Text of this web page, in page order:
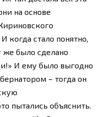
на основе
когда стало понятно,
же было сделано
И ему было выгодно
– тогда он
пытались объяснить.